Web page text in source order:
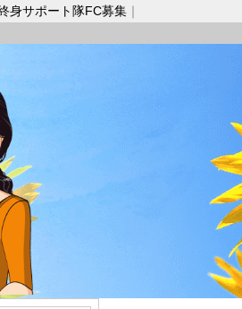
身サポート隊FC募集